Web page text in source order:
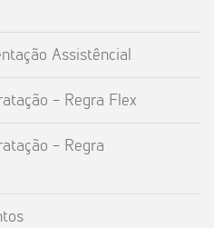
Assistêncial
- Regra Flex
- Regra